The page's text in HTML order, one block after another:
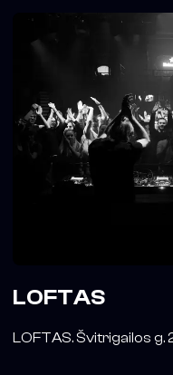
LOFTAS
LOFTAS. Švitrigailos g.